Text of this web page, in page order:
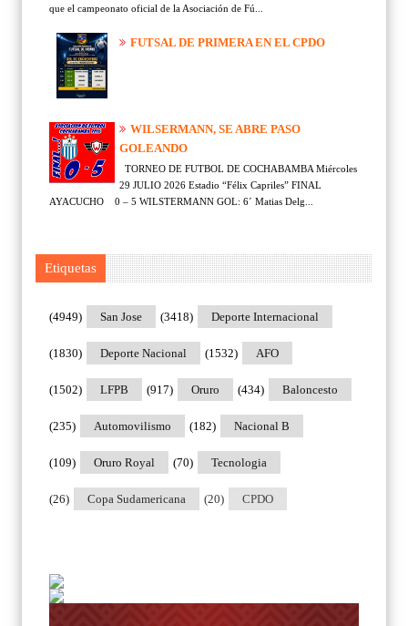
que el campeonato oficial de la Asociación de Fú...
FUTSAL DE PRIMERA EN EL CPDO
WILSERMANN, SE ABRE PASO
GOLEANDO
TORNEO DE FUTBOL DE COCHABAMBA Miércoles
29 JULIO 2026 Estadio “Félix Capriles” FINAL
AYACUCHO 0 – 5 WILSTERMANN GOL: 6´ Matias Delg...
Etiquetas
San Jose
(4949) Deporte Internacional
(3418)
Deporte Nacional
(1830) AFO
(1532)
LFPB
(1502) Oruro
(917) Baloncesto
(434)
Automovilismo
(235) Nacional B
(182)
Oruro Royal
(109) Tecnologia
(70)
Copa Sudamericana
(26) CPDO
(20)